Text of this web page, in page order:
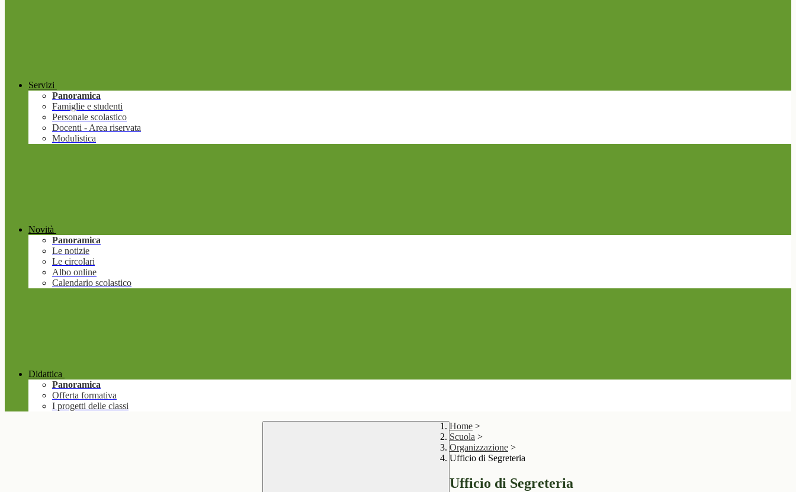
Servizi
Panoramica
Famiglie e studenti
Personale scolastico
Docenti - Area riservata
Modulistica
Novità
Panoramica
Le notizie
Le circolari
Albo online
Calendario scolastico
Didattica
Panoramica
Offerta formativa
I progetti delle classi
Home >
Scuola >
Organizzazione >
Ufficio di Segreteria
Ufficio di Segreteria